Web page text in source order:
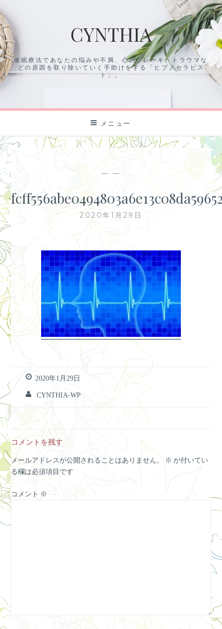
ン
テ
ン
ツ
に
ス
キ
プ
CYNTHIA
催眠療法であなたの悩みや不満、心のブレーキ、トラウマな
どの原因を取り除いていく手助けをする「ヒプノセラピス
ト」。
メニュー
— —
2020年1月29日
2020年1月29日
CYNTHIA-WP
コメントを残す
メールアドレスが公開されることはありません。 ※ が付いてい
る欄は必須項目です
コメント ※